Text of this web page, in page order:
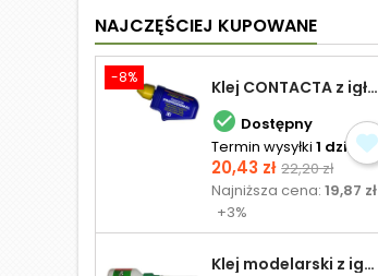
NAJCZĘŚCIEJ KUPOWANE
-8% Klej CONTACTA z igłą do plastiku 25,0 g
 Dostępny
Termin wysyłki 1 dzień
Cena
20,43 zł Cena
podstawowa
22,20 zł
Najniższa cena:19,87 zł
+3%
Klej modelarski z igłą 30 ml